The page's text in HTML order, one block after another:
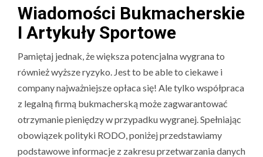
Wiadomości Bukmacherskie
I Artykuły Sportowe
Pamiętaj jednak, że większa potencjalna wygrana to
również wyższe ryzyko. Jest to be able to ciekawe i
company najważniejsze opłaca się! Ale tylko współpraca
z legalną firmą bukmacherską może zagwarantować
otrzymanie pieniędzy w przypadku wygranej. Spełniając
obowiązek polityki RODO, poniżej przedstawiamy
podstawowe informacje z zakresu przetwarzania danych